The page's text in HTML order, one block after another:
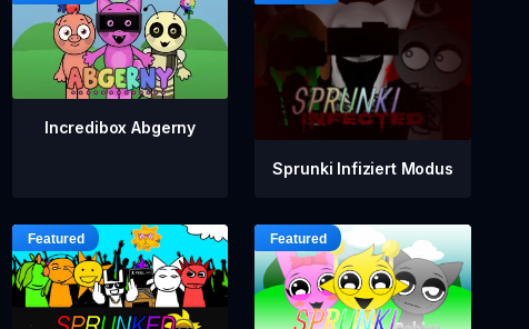
Incredibox Abgerny
Sprunki Infiziert Modus